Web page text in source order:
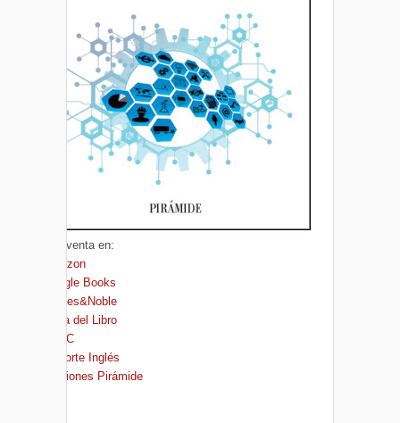
A la venta en:
Amazon
Google Books
Barnes&Noble
Casa del Libro
FNAC
El Corte Inglés
Ediciones Pirámide